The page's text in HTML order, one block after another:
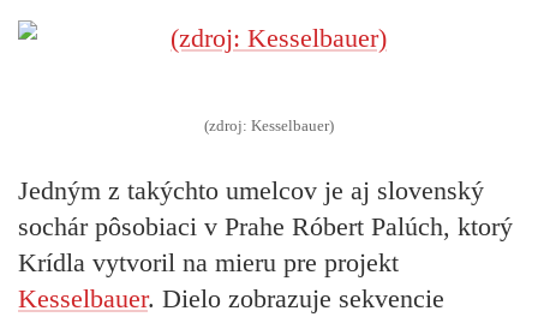
(zdroj: Kesselbauer)
Jedným z takýchto umelcov je aj slovenský
sochár pôsobiaci v Prahe Róbert Palúch, ktorý
Krídla vytvoril na mieru pre projekt
Kesselbauer. Dielo zobrazuje sekvencie